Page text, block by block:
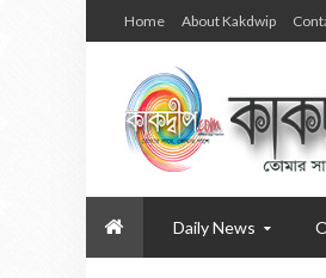
Home About Kakdwip
Daily News